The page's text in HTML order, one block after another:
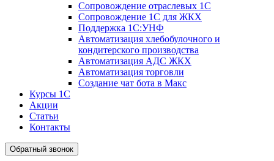
Сопровождение отраслевых 1С
Сопровождение 1С для ЖКХ
Поддержка 1С:УНФ
Автоматизация хлебобулочного и
кондитерского производства
Автоматизация АДС ЖКХ
Автоматизация торговли
Создание чат бота в Макс
Курсы 1С
Акции
Статьи
Контакты
Обратный звонок